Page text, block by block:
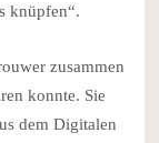
knüpfen“.
zusammen
konnte. Sie
dem Digitalen